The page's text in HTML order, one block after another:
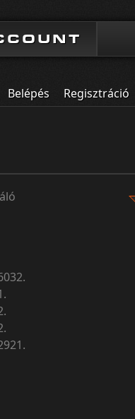
Belépés Regisztráció